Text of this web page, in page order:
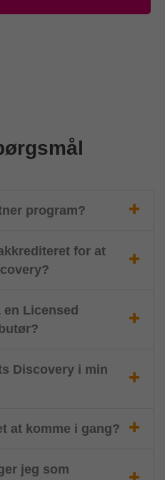
program?
for at
Licensed
Discovery i min
at komme i gang?
jeg som